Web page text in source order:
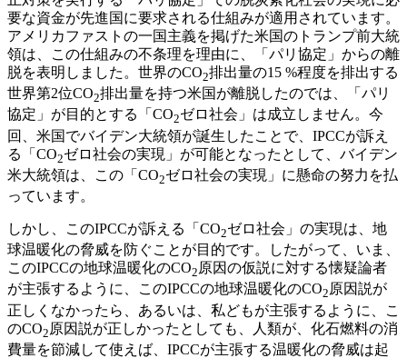
要な資金が先進国に要求される仕組みが適用されています。
アメリカファストの一国主義を掲げた米国のトランプ前大統
領は、この仕組みの不条理を理由に、「パリ協定」からの離
脱を表明しました。世界のCO2排出量の15 %程度を排出する
世界第2位CO2排出量を持つ米国が離脱したのでは、「パリ
協定」が目的とする「CO2ゼロ社会」は成立しません。今
回、米国でバイデン大統領が誕生したことで、IPCCが訴え
る「CO2ゼロ社会の実現」が可能となったとして、バイデン
米大統領は、この「CO2ゼロ社会の実現」に懸命の努力を払
っています。
しかし、このIPCCが訴える「CO2ゼロ社会」の実現は、地
球温暖化の脅威を防ぐことが目的です。したがって、いま、
このIPCCの地球温暖化のCO2 原因の仮説に対する懐疑論者
が主張するように、このIPCCの地球温暖化のCO2 原因説が
正しくなかったら、あるいは、私どもが主張するように、こ
のCO2 原因説が正しかったとしても、人類が、化石燃料の消
費量を節減して使えば、IPCCが主張する温暖化の脅威は起